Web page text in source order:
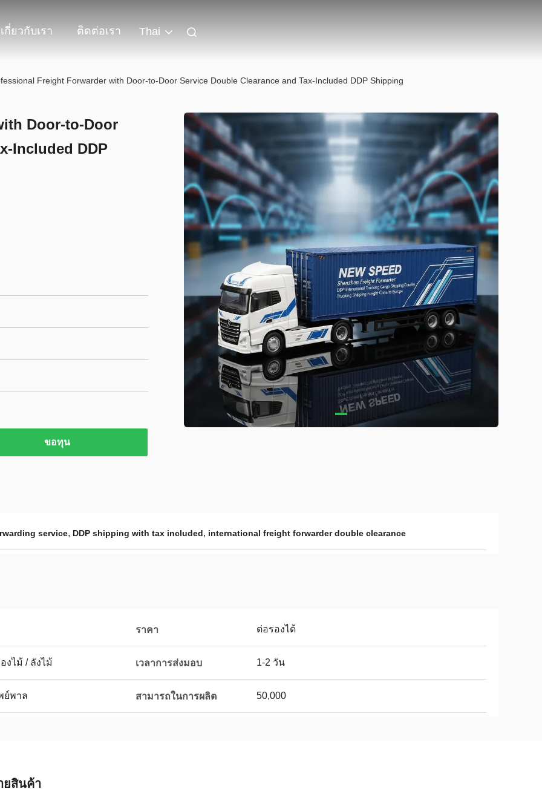
เกี่ยวกับเรา ติดต่อเรา Thai
Freight Forwarder with Door-to-Door Service Double Clearance and Tax-Included DDP Shipping
Door-to-Door
Included DDP
ขอทุน
service, DDP shipping with tax included, international freight forwarder double clearance
ราคา ต่อรองได้
งไม้ / ลังไม้ เวลาการส่งมอบ 1-2 วัน
ย์พาล สามารถในการผลิต 50,000
ยสินค้า